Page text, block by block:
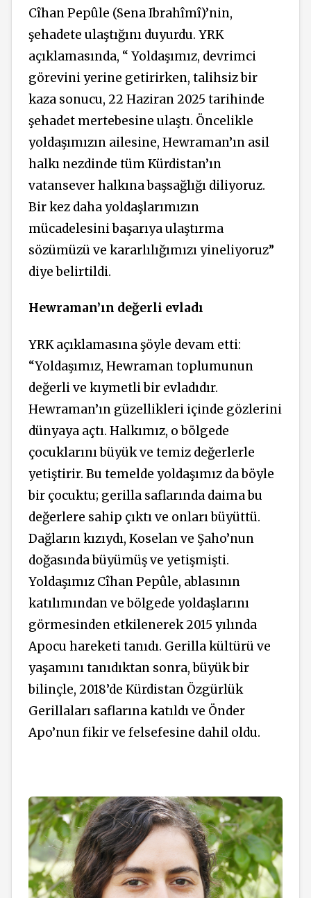
Cîhan Pepûle (Sena Ibrahîmî)’nin,
şehadete ulaştığını duyurdu. YRK
açıklamasında, “ Yoldaşımız, devrimci
görevini yerine getirirken, talihsiz bir
kaza sonucu, 22 Haziran 2025 tarihinde
şehadet mertebesine ulaştı. Öncelikle
yoldaşımızın ailesine, Hewraman’ın asil
halkı nezdinde tüm Kürdistan’ın
vatansever halkına başsağlığı diliyoruz.
Bir kez daha yoldaşlarımızın
mücadelesini başarıya ulaştırma
sözümüzü ve kararlılığımızı yineliyoruz”
diye belirtildi.
Hewraman’ın değerli evladı
YRK açıklamasına şöyle devam etti:
“Yoldaşımız, Hewraman toplumunun
değerli ve kıymetli bir evladıdır.
Hewraman’ın güzellikleri içinde gözlerini
dünyaya açtı. Halkımız, o bölgede
çocuklarını büyük ve temiz değerlerle
yetiştirir. Bu temelde yoldaşımız da böyle
bir çocuktu; gerilla saflarında daima bu
değerlere sahip çıktı ve onları büyüttü.
Dağların kızıydı, Koselan ve Şaho’nun
doğasında büyümüş ve yetişmişti.
Yoldaşımız Cîhan Pepûle, ablasının
katılımından ve bölgede yoldaşlarını
görmesinden etkilenerek 2015 yılında
Apocu hareketi tanıdı. Gerilla kültürü ve
yaşamını tanıdıktan sonra, büyük bir
bilinçle, 2018’de Kürdistan Özgürlük
Gerillaları saflarına katıldı ve Önder
Apo’nun fikir ve felsefesine dahil oldu.